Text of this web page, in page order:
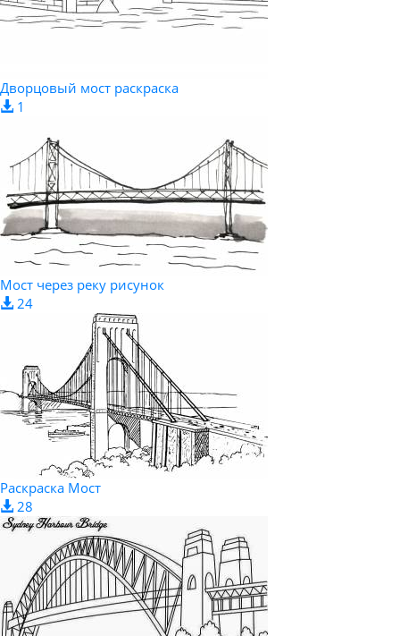
Дворцовый мост раскраска
1
Мост через реку рисунок
24
Раскраска Мост
28